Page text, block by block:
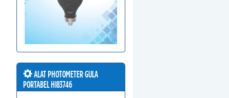
ALAT PHOTOMETER GULA
PORTABEL HI83746